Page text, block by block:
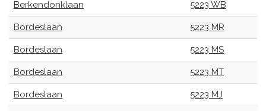
Berkendonklaan 5223 WB
Bordeslaan 5223 MR
Bordeslaan 5223 MS
Bordeslaan 5223 MT
Bordeslaan 5223 MJ